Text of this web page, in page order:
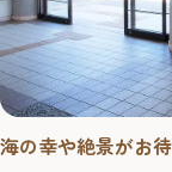
海の幸や絶景がお